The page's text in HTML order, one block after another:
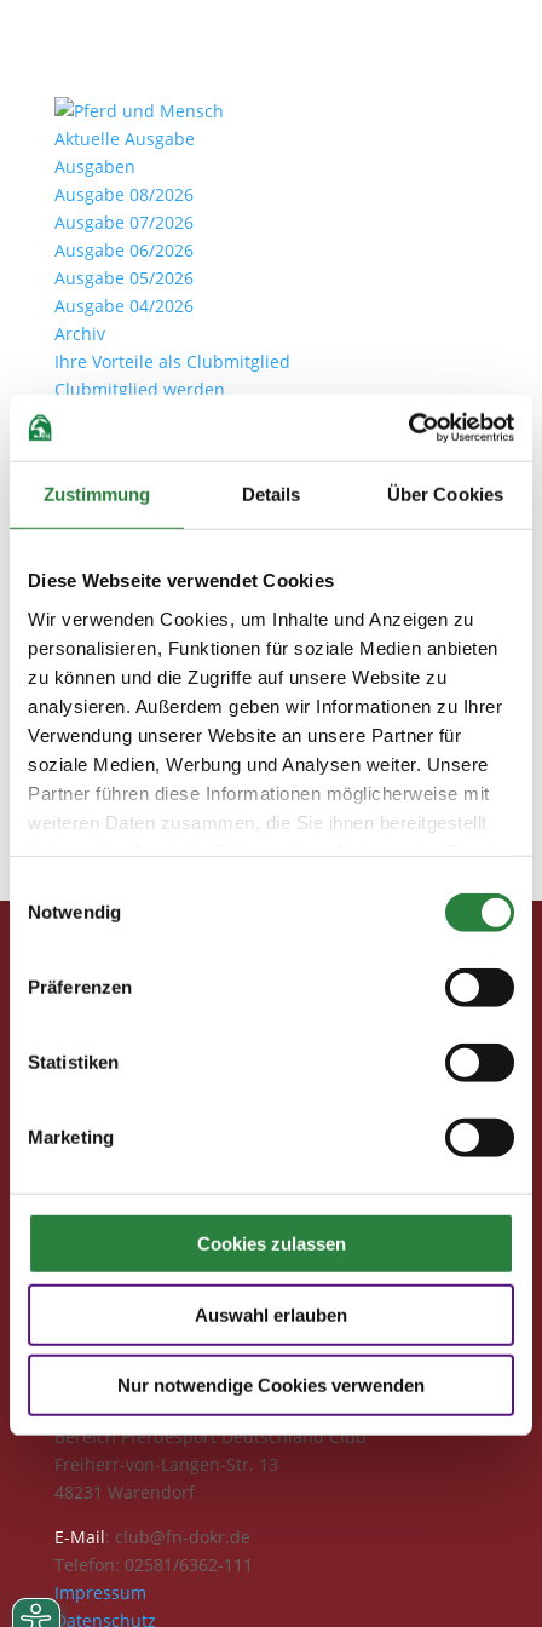
Zustimmung Details Über Cookies
Diese Webseite verwendet Cookies
Wir verwenden Cookies, um Inhalte und Anzeigen zu
personalisieren, Funktionen für soziale Medien anbieten
zu können und die Zugriffe auf unsere Website zu
analysieren. Außerdem geben wir Informationen zu Ihrer
Verwendung unserer Website an unsere Partner für
soziale Medien, Werbung und Analysen weiter. Unsere
Partner führen diese Informationen möglicherweise mit
weiteren Daten zusammen, die Sie ihnen bereitgestellt
Notwendig
Präferenzen
Statistiken
Marketing
Cookies zulassen
Auswahl erlauben
Nur notwendige Cookies verwenden
Aktuelle Ausgabe
Ausgaben
Ausgabe 08/2026
Ausgabe 07/2026
Ausgabe 06/2026
Ausgabe 05/2026
Ausgabe 04/2026
Archiv
Ihre Vorteile als Clubmitglied
Clubmitglied werden
pm-forum-digital-
ausgabe-11-12-2018-
rassen-und-reitweisen-
isländer-buch-fnverlag
12. November 2018
Pferd & Mensch digital
Print abbestellen
Ihre Vorteile als Mitglied im Pferdesport Deutschland
Clubmitglied werden
Förderprojekte
Neuigkeiten
Club-News
Reisen
Deutsche Reiterliche Vereinigung
Bereich Pferdesport Deutschland Club
Freiherr-von-Langen-Str. 13
48231 Warendorf
E-Mail: club@fn-dokr.de
Telefon: 02581/6362-111
Impressum
Datenschutz